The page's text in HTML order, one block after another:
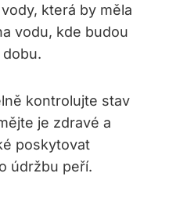
která‍ by měla
vodu, kde ‍budou​
kontrolujte stav
je zdravé a
poskytovat
údržbu⁣ peří.